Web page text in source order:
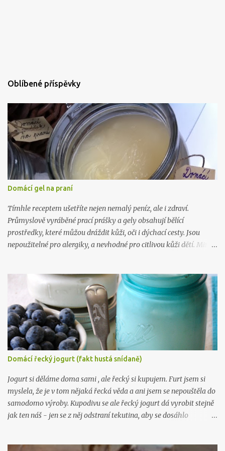
Oblíbené příspěvky
Domácí gel na praní
Tímhle receptem ušetříte nejen nemalý peníz, ale i zdraví.
Průmyslově vyráběné prací prášky a gely obsahují bělící
prostředky, které můžou dráždit kůži, oči i dýchací cesty. Jsou
nepoužitelné pro alergiky, a nevhodné pro citlivou kůži dětí. Mimo
potřebovat: 1 mýdlo na praní ( Marsejské , Jelen) 300 gr práškové
sody na praní (seženete ZDE ) 15 kapek esenciálního oleje dle
vlastního výběru (vybírejte ZDE ) 10 litrů vařící vody Mýdlo
nastrouhejte na jemno a rozmíchejte ve vroucí vodě, po rozpuštění
přimíchejte sodu, opět míchejte až do úplného rozpuštění, pak
přilívejte vařící vodu. Nechte zchladit a přidejte esenciální olej.
Nechte stát 24 hodin a je to. :) Chcete taky vyrábět víc? Pak tu
mám, ne 1, ne 2, ale už 3 knihy plné návodů , které vám poradí, jak
na to: Líbil se vám tenhle recept? Zkoukněte další návo...
Domácí řecký jogurt (fakt hustá snídaně)
Jogurt si děláme doma sami , ale řecký si kupujem. Furt jsem si
myslela, že je v tom nějaká řecká věda a ani jsem se nepouštěla do
samodomo výroby. Kupodivu se ale řecký jogurt dá vyrobit stejně
jak ten náš - jen se z něj odstraní tekutina, aby se dosáhlo